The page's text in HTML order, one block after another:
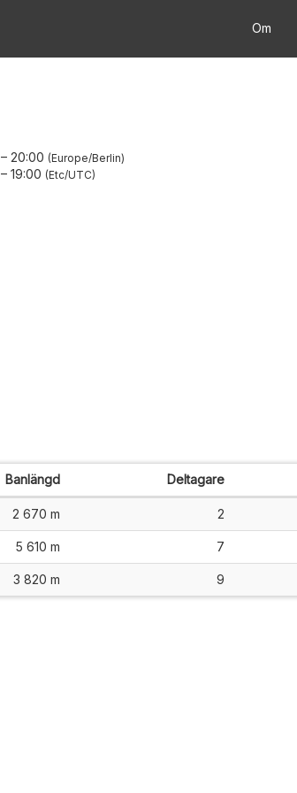
Om
– 20:00 Europe/Berlin
– 19:00 Etc/UTC
Banlängd Deltagare
2 670 m 2
5 610 m 7
3 820 m 9